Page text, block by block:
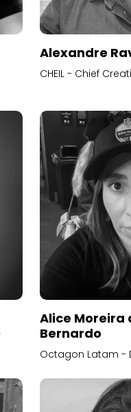
Alexandre
CHEIL - Chief
Alice
Bernardo
Octagon Latam -